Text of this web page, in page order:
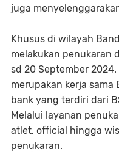
juga
Khusus di wilayah
melakukan penukaran
sd 20 September
merupakan kerja sama
bank yang terdiri dari
Melalui layanan
atlet, official hingga
penukaran.